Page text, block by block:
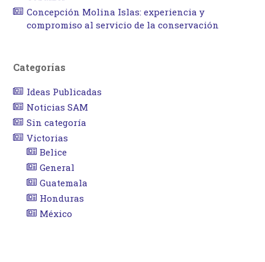
Concepción Molina Islas: experiencia y
compromiso al servicio de la conservación
Categorías
Ideas Publicadas
Noticias SAM
Sin categoría
Victorias
Belice
General
Guatemala
Honduras
México